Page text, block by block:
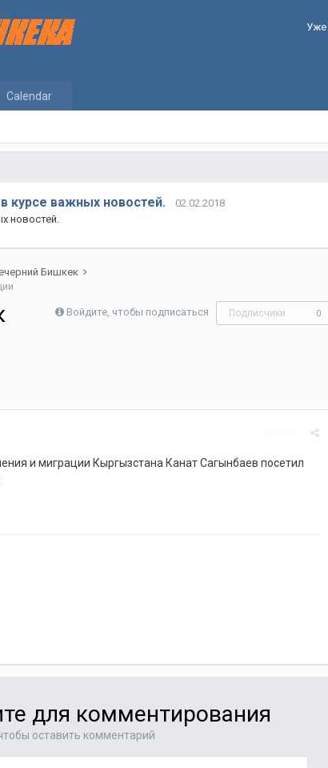
Уже
Calendar
курсе важных новостей.
02.02.2018
новостей.
Бишкек
Войдите, чтобы подписаться Подписчики 0
и миграции Кыргызстана Канат Сагынбаев посетил
для комментирования
оставить комментарий